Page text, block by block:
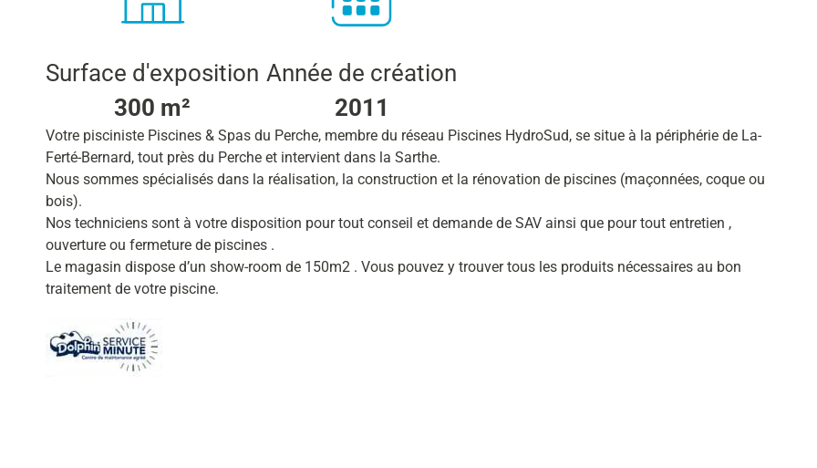
Surface d'exposition
300 m²
Année de création
2011
Votre pisciniste Piscines & Spas du Perche, membre du réseau Piscines HydroSud, se situe à la périphérie de La-
Ferté-Bernard, tout près du Perche et intervient dans la Sarthe.
Nous sommes spécialisés dans la réalisation, la construction et la rénovation de piscines (maçonnées, coque ou
bois).
Nos techniciens sont à votre disposition pour tout conseil et demande de SAV ainsi que pour tout entretien ,
ouverture ou fermeture de piscines .
Le magasin dispose d’un show-room de 150m2 . Vous pouvez y trouver tous les produits nécessaires au bon
traitement de votre piscine.